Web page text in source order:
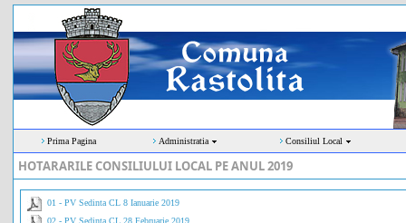
Prima Pagina Administratia Consiliul Local
HOTARARILE CONSILIULUI LOCAL PE ANUL 2019
01 - PV Sedinta CL 8 Ianuarie 2019
02 - PV Sedinta CL 28 Februarie 2019